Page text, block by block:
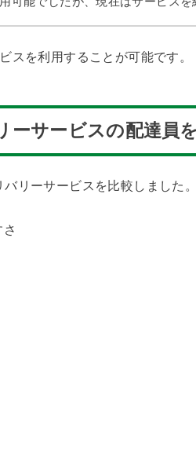
スを利用することが可能です。
ーサービスの配達員
リーサービスを比較しました。